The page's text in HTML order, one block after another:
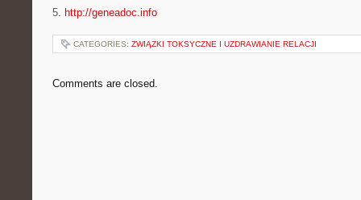
5. http://geneadoc.info
CATEGORIES: ZWIĄZKI TOKSYCZNE I UZDRAWIANIE RELACJI
Comments are closed.